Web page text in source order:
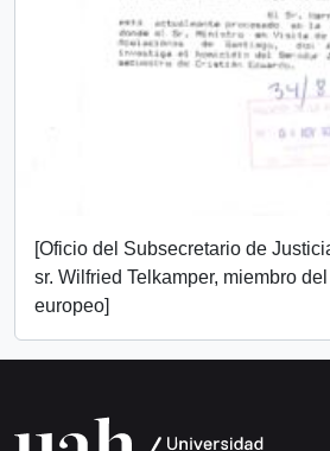
[Oficio del Subsecretario de
sr. Wilfried Telkamper, miembro
europeo]